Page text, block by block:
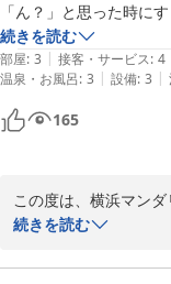
横浜マンダリンホテル
フロント
横浜マンダリンホテル
2026-07-31
「ん？」と思った時に
にも適切に回答してくだ
部屋は狭いけれど、清
ルも2枚ずつ用意されて
朝食も、品数はやや少
従業員はたどたどしい
改装中プランとのこと
い快適でした。
続きを読む
部屋: 3 | 接客・サービス: 4
温泉・お風呂: 3 | 設備: 3 |
165
この度は、横浜マン
ざいました。
「ん？」と思った時
続きを読む